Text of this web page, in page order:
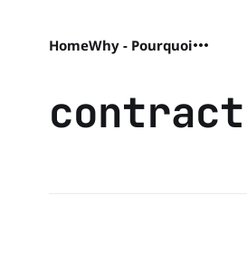
HomeWhy - Pourquoi
contract